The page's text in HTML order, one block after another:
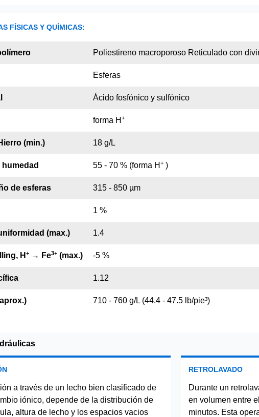
FÍSICAS Y QUÍMICAS:
Poliestireno macroporoso Reticulado con
Esferas
Ácido fosfónico y sulfónico
forma H +
(min.) 18 g/L
humedad 55 - 70 % (forma H +)
de esferas 315 - 850 µm
1 %
(max.) 1.4
H +→ Fe3+(max.) -5 %
1.12
710 - 760 g/L (44.4 - 47.5 lb/pie³)
a través de un lecho bien clasificado de
iónico, depende de la distribución de
altura de lecho y los espacios vacios
RETROLAVADO
Durante un
en volumen entre
minutos. Esta